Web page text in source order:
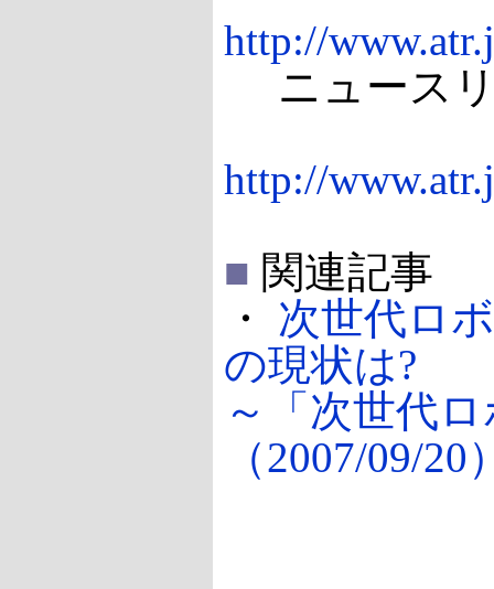
http://
ニュース
http://
■ 関連記事
・ 次世代ロ
の現状は?
～「次世代
（2007/09/20